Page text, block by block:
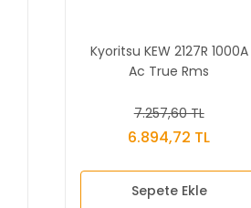
Kyoritsu KEW 2127R 1000A
Ac True Rms
7.257,60 TL
6.894,72 TL
Sepete Ekle